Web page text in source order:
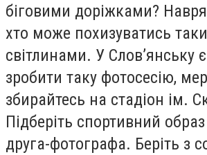
біговими доріжками?
хто може похизуватись
світлинами. У Слов’янську
зробити таку фотосесію,
збирайтесь на стадіон ім.
Підберіть спортивний
друга-фотографа. Беріть з